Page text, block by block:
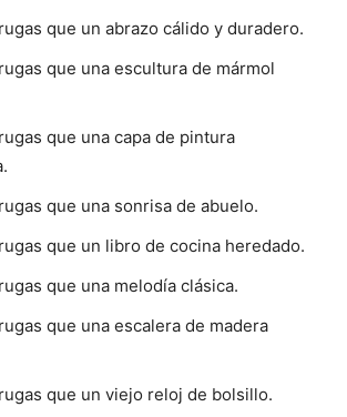
que un abrazo cálido y duradero.
que una escultura de mármol
que una capa de pintura
que una sonrisa de abuelo.
que un libro de cocina heredado.
que una melodía clásica.
que una escalera de madera
que un viejo reloj de bolsillo.